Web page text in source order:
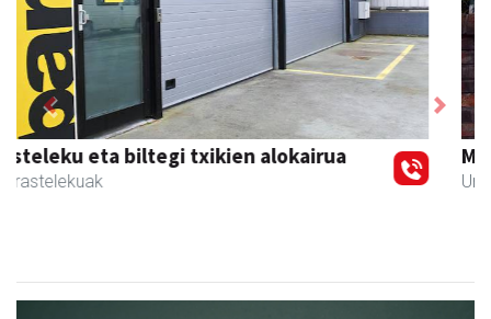
Magale Ikastetxea
Urnieta - Hezkuntza
Previous Next